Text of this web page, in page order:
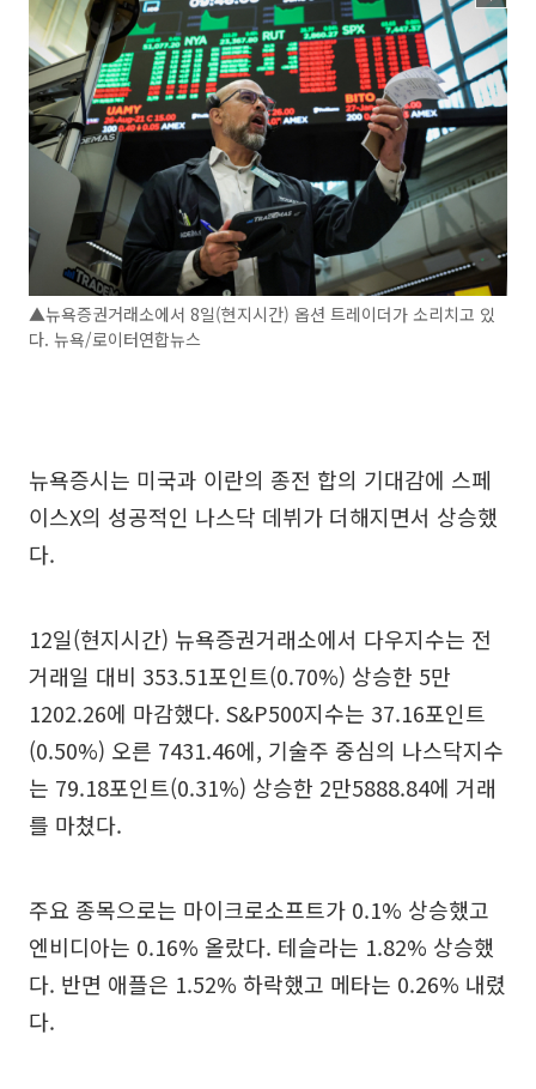
▲뉴욕증권거래소에서 8일(현지시간) 옵션 트레이더가 소리치고 있
다. 뉴욕/로이터연합뉴스
뉴욕증시는 미국과 이란의 종전 합의 기대감에 스페
이스X의 성공적인 나스닥 데뷔가 더해지면서 상승했
다.
12일(현지시간) 뉴욕증권거래소에서 다우지수는 전
거래일 대비 353.51포인트(0.70%) 상승한 5만
1202.26에 마감했다. S&P500지수는 37.16포인트
(0.50%) 오른 7431.46에, 기술주 중심의 나스닥지수
는 79.18포인트(0.31%) 상승한 2만5888.84에 거래
를 마쳤다.
주요 종목으로는 마이크로소프트가 0.1% 상승했고
엔비디아는 0.16% 올랐다. 테슬라는 1.82% 상승했
다. 반면 애플은 1.52% 하락했고 메타는 0.26% 내렸
다.